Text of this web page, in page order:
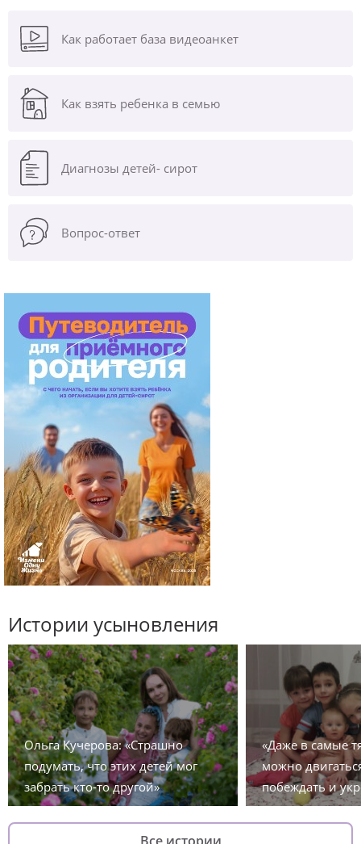
Как работает база видеоанкет
Как взять ребенка в семью
Диагнозы детей- сирот
Вопрос-ответ
Истории усыновления
Ольга Кучерова: «Страшно
подумать, что этих детей мог
забрать кто-то другой»
«Даже в самые
можно
побеждать и